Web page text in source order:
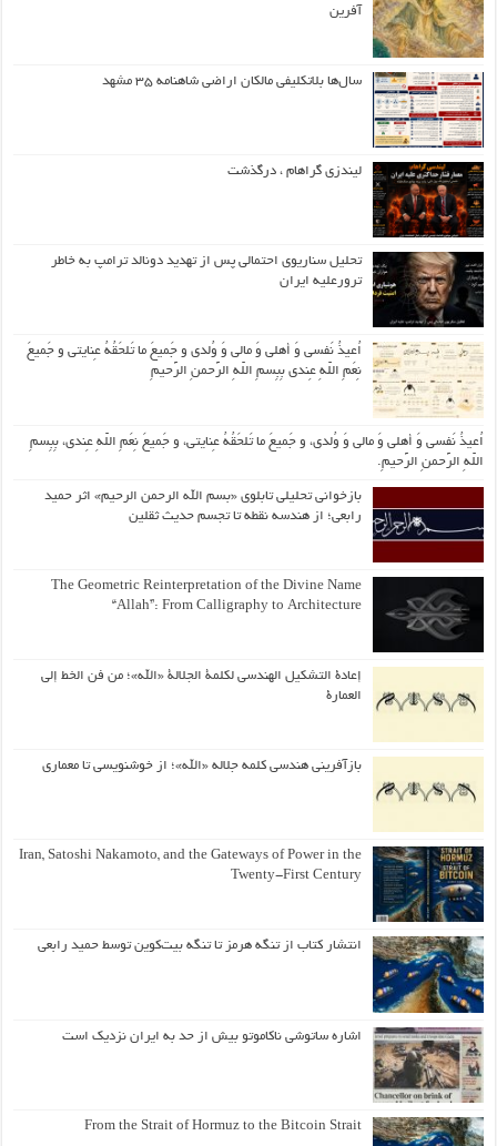
آفرین
سال‌ها بلاتکلیفی مالکان اراضی شاهنامه ۳۵ مشهد
لیندزی گراهام ، درگذشت
تحلیل سناریوی احتمالی پس از تهدید دونالد ترامپ به خاطر
ترورعلیه ایران
اُعیذُ نَفسی وَ أهلی وَ مالی وَ وُلدی و جَمیعَ ما تَلحَقُهُ عِنایتی و جَمیعَ
نِعَمِ اللّهِ عِندی بِبِسمِ اللّهِ الرَّحمنِ الرَّحیمِ
اُعیذُ نَفسی وَ أهلی وَ مالی وَ وُلدی، و جَمیعَ ما تَلحَقُهُ عِنایتی، و جَمیعَ نِعَمِ اللّهِ عِندی، بِبِسمِ
اللّهِ الرَّحمنِ الرَّحیمِ.
بازخوانی تحلیلی تابلوی «بسم الله الرحمن الرحیم» اثر حمید
رابعی؛ از هندسه نقطه تا تجسم حدیث ثقلین
The Geometric Reinterpretation of the Divine Name
“Allah”: From Calligraphy to Architecture
إعادة التشكيل الهندسي لكلمة الجلالة «الله»؛ من فن الخط إلى
العمارة
بازآفرینی هندسی کلمه جلاله «الله»؛ از خوشنویسی تا معماری
Iran, Satoshi Nakamoto, and the Gateways of Power in the
Twenty-First Century
انتشار کتاب از تنگه هرمز تا تنگه بیت‌کوین توسط حمید رابعی
اشاره ساتوشی ناکاموتو بیش از حد به ایران نزدیک است
From the Strait of Hormuz to the Bitcoin Strait